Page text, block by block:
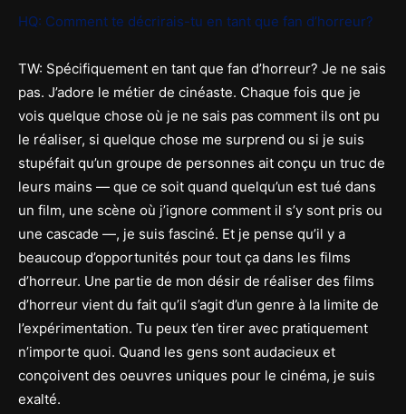
HQ: Comment te décrirais-tu en tant que fan d’horreur?
TW: Spécifiquement en tant que fan d’horreur? Je ne sais
pas. J’adore le métier de cinéaste. Chaque fois que je
vois quelque chose où je ne sais pas comment ils ont pu
le réaliser, si quelque chose me surprend ou si je suis
stupéfait qu’un groupe de personnes ait conçu un truc de
leurs mains — que ce soit quand quelqu’un est tué dans
un film, une scène où j’ignore comment il s’y sont pris ou
une cascade —, je suis fasciné. Et je pense qu’il y a
beaucoup d’opportunités pour tout ça dans les films
d’horreur. Une partie de mon désir de réaliser des films
d’horreur vient du fait qu’il s’agit d’un genre à la limite de
l’expérimentation. Tu peux t’en tirer avec pratiquement
n’importe quoi. Quand les gens sont audacieux et
conçoivent des oeuvres uniques pour le cinéma, je suis
exalté.